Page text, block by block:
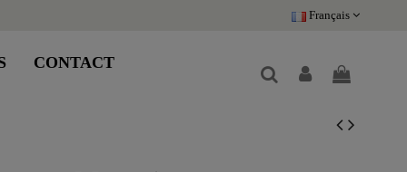
Français
CONTACT